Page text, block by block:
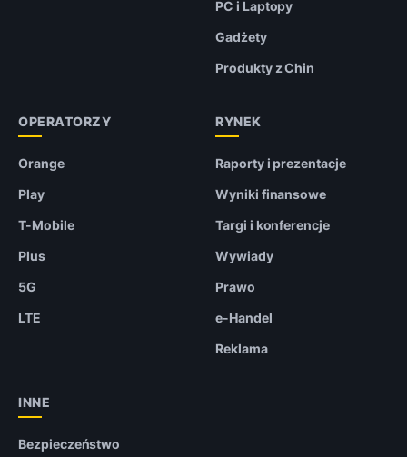
PC i Laptopy
Gadżety
Produkty z Chin
OPERATORZY
Orange
Play
T-Mobile
Plus
5G
LTE
RYNEK
Raporty i prezentacje
Wyniki finansowe
Targi i konferencje
Wywiady
Prawo
e-Handel
Reklama
INNE
Bezpieczeństwo